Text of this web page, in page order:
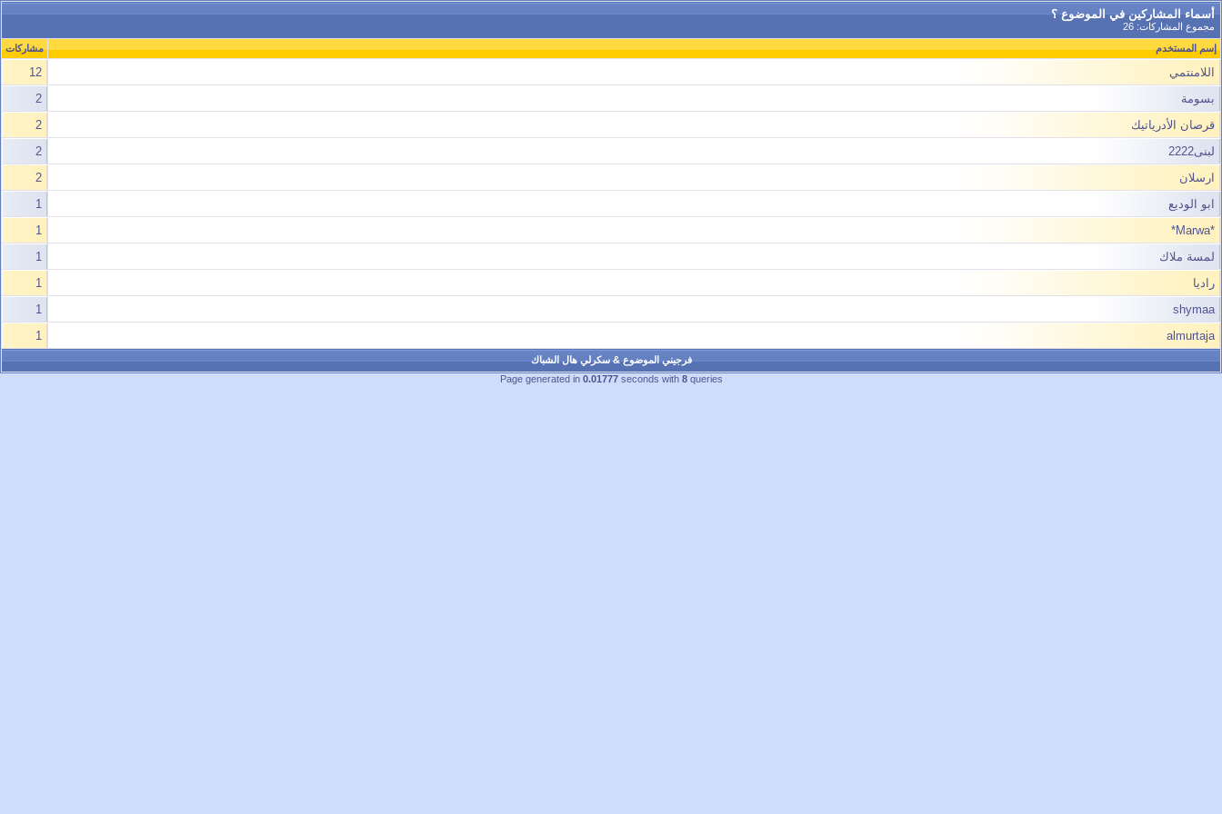
أسماء المشاركين في الموضوع ؟
مجموع المشاركات: 26
إسم المستخدم
مشاركات
اللامنتمي
12
بسومة
2
قرصان الأدرياتيك
2
لبنى2222
2
ارسلان
2
ابو الوديع
1
*Marwa*
1
لمسة ملاك
1
راديا
1
shymaa
1
almurtaja
1
فرجيني الموضوع & سكرلي هال الشباك
Page generated in 0.01777seconds with 8queries